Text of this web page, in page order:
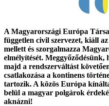
A Magyarországi Európa
független civil szervezet, kiáll
mellett és szorgalmazza
elmélyítését.
majd a rendszerváltást
csatlakozása a kontinens
tartozik. A közös Európa
belül a magyar polgárok
aknázni!